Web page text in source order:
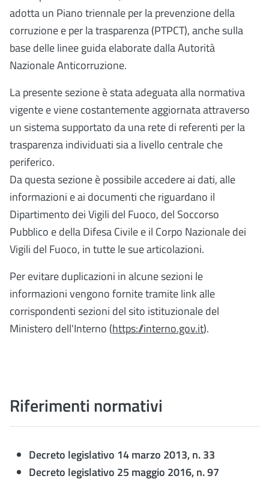
adotta un Piano triennale per la prevenzione della
corruzione e per la trasparenza (PTPCT), anche sulla
base delle linee guida elaborate dalla Autorità
Nazionale Anticorruzione.
La presente sezione è stata adeguata alla normativa
vigente e viene costantemente aggiornata attraverso
un sistema supportato da una rete di referenti per la
trasparenza individuati sia a livello centrale che
periferico.
Da questa sezione è possibile accedere ai dati, alle
informazioni e ai documenti che riguardano il
Dipartimento dei Vigili del Fuoco, del Soccorso
Pubblico e della Difesa Civile e il Corpo Nazionale dei
Vigili del Fuoco, in tutte le sue articolazioni.
Per evitare duplicazioni in alcune sezioni le
informazioni vengono fornite tramite link alle
corrispondenti sezioni del sito istituzionale del
Ministero dell'Interno (https://interno.gov.it).
Riferimenti normativi
Decreto legislativo 14 marzo 2013, n. 33
Decreto legislativo 25 maggio 2016, n. 97